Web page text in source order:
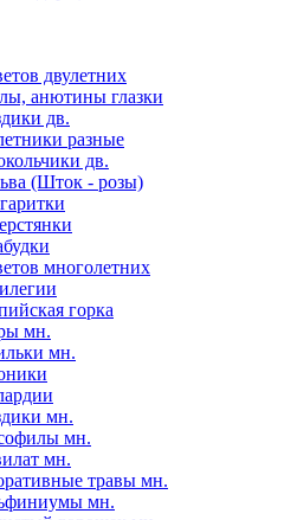
двулетних
анютины глазки
дв.
разные
дв.
(Шток - розы)
многолетних
горка
мн.
мн.
мн.
мн.
мн.
травы мн.
мн.